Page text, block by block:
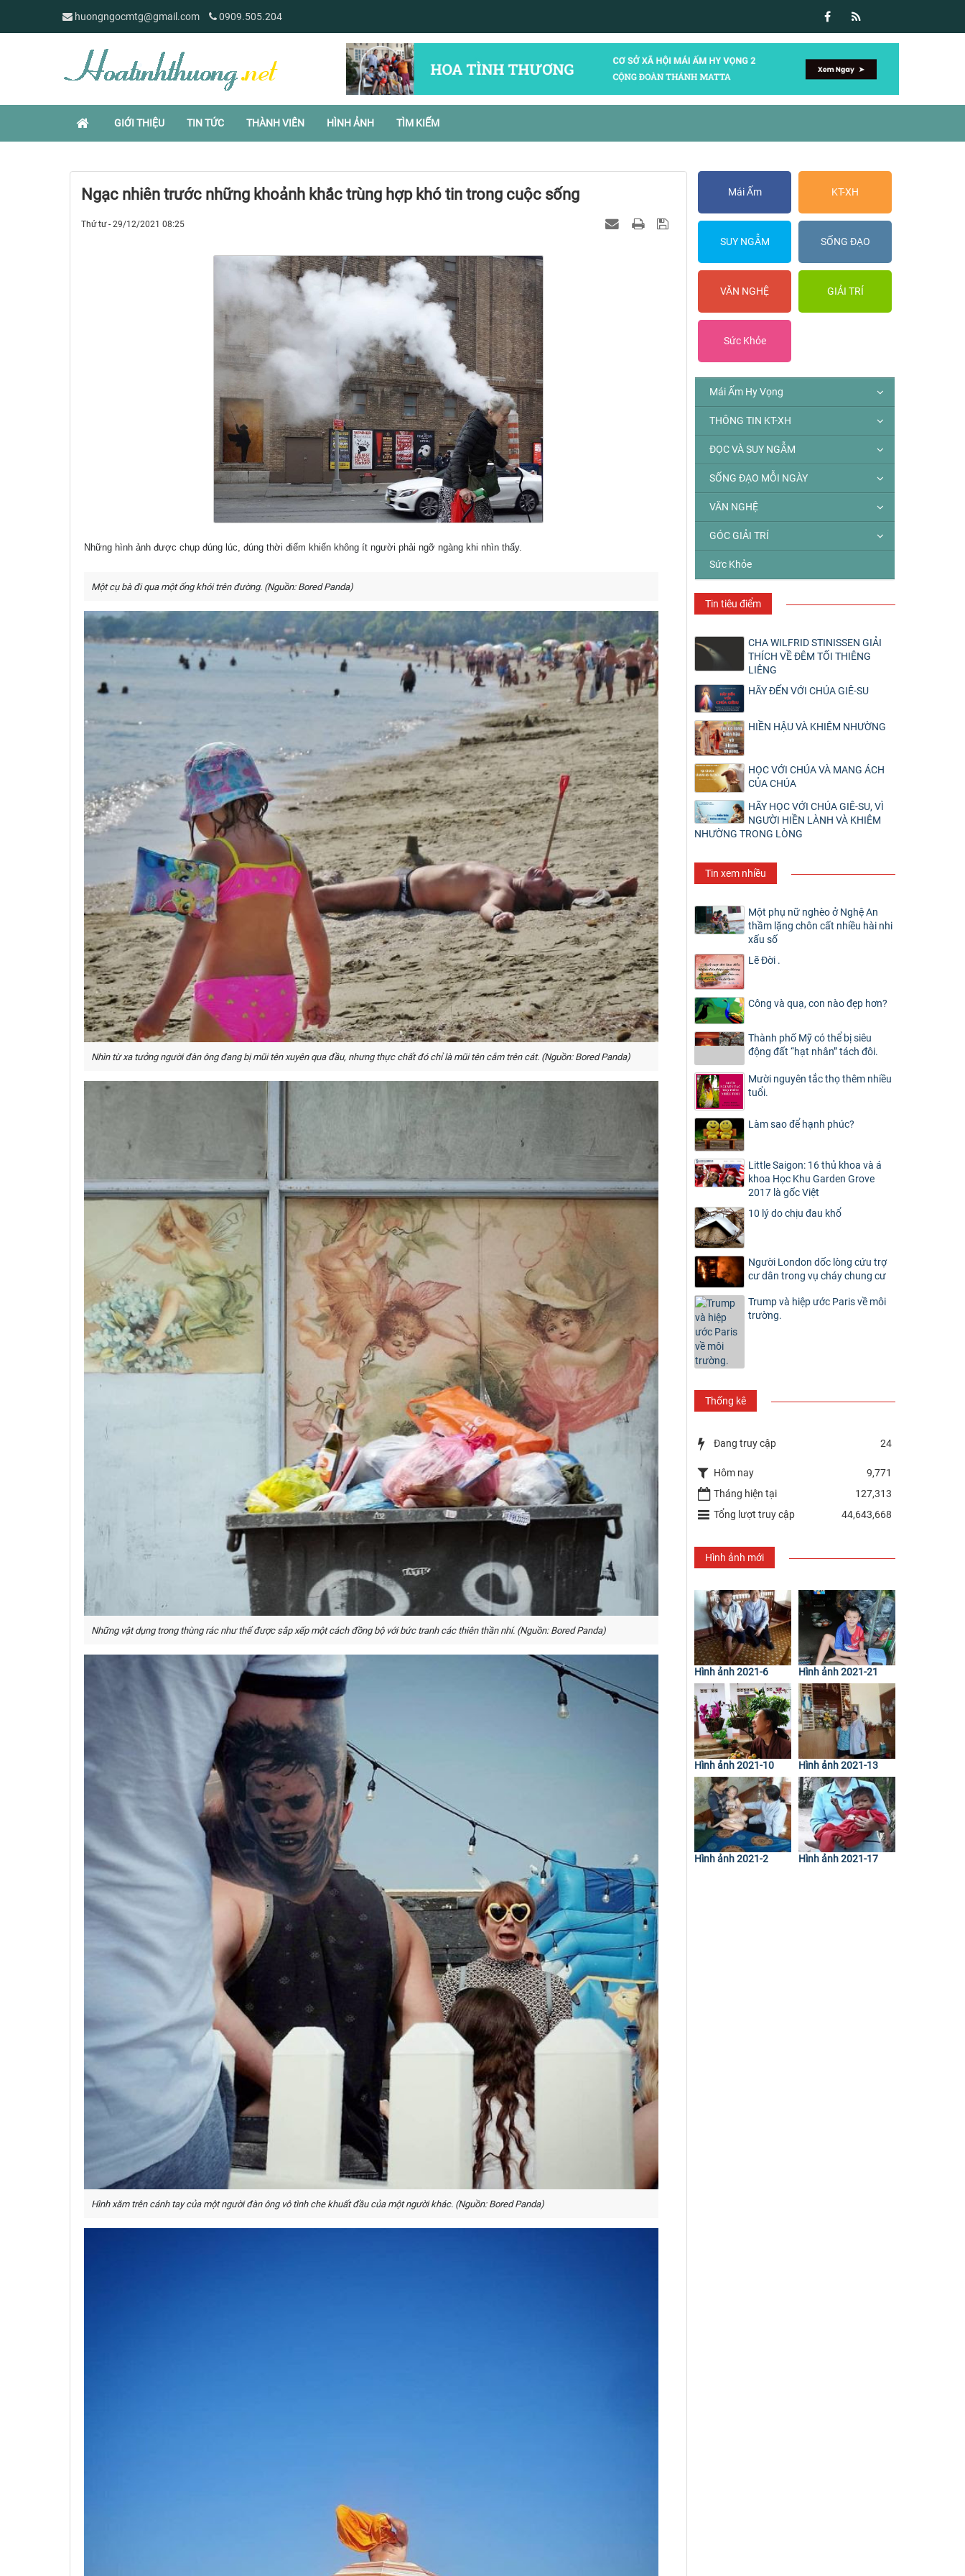
huongngocmtg@gmail.com 0909.505.204
GIỚI THIỆU TIN TỨC THÀNH VIÊN HÌNH ẢNH TÌM KIẾM
Ngạc nhiên trước những khoảnh khắc trùng hợp khó tin trong cuộc sống
Thứ tư - 29/12/2021 08:25
Những hình ảnh được chụp đúng lúc, đúng thời điểm khiến không ít người phải ngỡ ngàng khi nhìn thấy.
Một cụ bà đi qua một ống khói trên đường. (Nguồn: Bored Panda)
Nhìn từ xa tưởng người đàn ông đang bị mũi tên xuyên qua đầu, nhưng thực chất đó chỉ là mũi tên cắm trên cát. (Nguồn: Bored Panda)
Những vật dụng trong thùng rác như thể được sắp xếp một cách đồng bộ với bức tranh các thiên thần nhí. (Nguồn: Bored Panda)
Hình xăm trên cánh tay của một người đàn ông vô tình che khuất đầu của một người khác. (Nguồn: Bored Panda)
Mái Ấm KT-XH
SUY NGẪM SỐNG ĐẠO
VĂN NGHỆ GIẢI TRÍ
Sức Khỏe
Mái Ấm Hy Vọng
THÔNG TIN KT-XH
ĐỌC VÀ SUY NGẪM
SỐNG ĐẠO MỖI NGÀY
VĂN NGHỆ
GÓC GIẢI TRÍ
Sức Khỏe
Tin tiêu điểm
CHA WILFRID STINISSEN GIẢI
THÍCH VỀ ĐÊM TỐI THIÊNG
LIÊNG
HÃY ĐẾN VỚI CHÚA GIÊ-SU
HIỀN HẬU VÀ KHIÊM NHƯỜNG
HỌC VỚI CHÚA VÀ MANG ÁCH
CỦA CHÚA
HÃY HỌC VỚI CHÚA GIÊ-SU, VÌ
NGƯỜI HIỀN LÀNH VÀ KHIÊM
NHƯỜNG TRONG LÒNG
Tin xem nhiều
Một phụ nữ nghèo ở Nghệ An
thầm lặng chôn cất nhiều hài nhi
xấu số
Lẽ Đời .
Công và quạ, con nào đẹp hơn?
Thành phố Mỹ có thể bị siêu
động đất “hạt nhân” tách đôi.
Mười nguyên tắc thọ thêm nhiều
tuổi.
Làm sao để hạnh phúc?
Little Saigon: 16 thủ khoa và á
khoa Học Khu Garden Grove
2017 là gốc Việt
10 lý do chịu đau khổ
Người London dốc lòng cứu trợ
cư dân trong vụ cháy chung cư
Trump và hiệp ước Paris về môi
trường.
Thống kê
Đang truy cập 24
Hôm nay
9,771
Tháng hiện tại
127,313
Tổng lượt truy cập
44,643,668
Hình ảnh mới
Hình ảnh 2021-6 Hình ảnh 2021-21
Hình ảnh 2021-10 Hình ảnh 2021-13
Hình ảnh 2021-2 Hình ảnh 2021-17